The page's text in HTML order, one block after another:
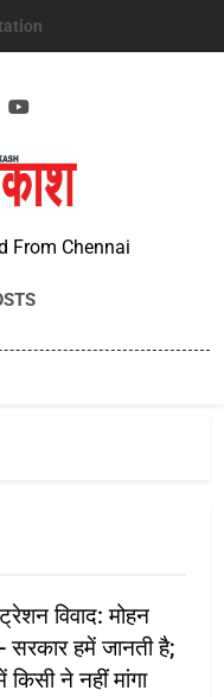
From Chennai
विवाद: मोहन
सरकार हमें जानती है;
ने नहीं मांगा